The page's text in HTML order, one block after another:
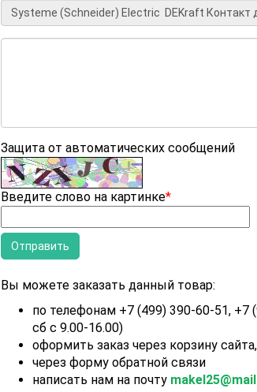
Защита от автоматических сообщений
Введите слово на картинке*
Вы можете заказать данный товар:
по телефонам +7 (499) 390-60-51, +7
сб с 9.00-16.00)
оформить заказ через корзину
через форму обратной связи
написать нам на почту